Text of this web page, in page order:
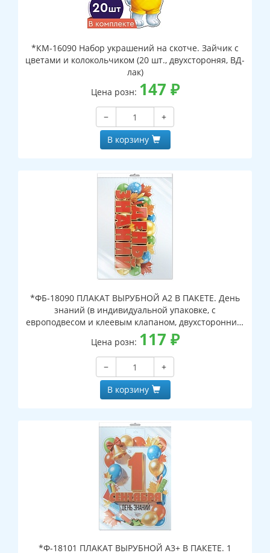
*КМ-16090 Набор украшений на скотче. Зайчик с
цветами и колокольчиком (20 шт., двухстороняя, ВД-
лак)
Цена розн: 147 ₽
−
+
В корзину
*ФБ-18090 ПЛАКАТ ВЫРУБНОЙ А2 В ПАКЕТЕ. День
знаний (в индивидуальной упаковке, с
европодвесом и клеевым клапаном, двухсторонний,
ВД-лак)
Цена розн: 117 ₽
−
+
В корзину
*Ф-18101 ПЛАКАТ ВЫРУБНОЙ А3+ В ПАКЕТЕ. 1